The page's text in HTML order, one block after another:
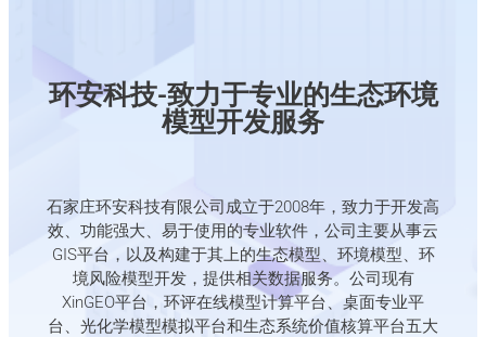
环安科技-致力于专业的生态环境
模型开发服务
石家庄环安科技有限公司成立于2008年，致力于开发高
效、功能强大、易于使用的专业软件，公司主要从事云
GIS平台，以及构建于其上的生态模型、环境模型、环
境风险模型开发，提供相关数据服务。公司现有
XinGEO平台，环评在线模型计算平台、桌面专业平
台、光化学模型模拟平台和生态系统价值核算平台五大